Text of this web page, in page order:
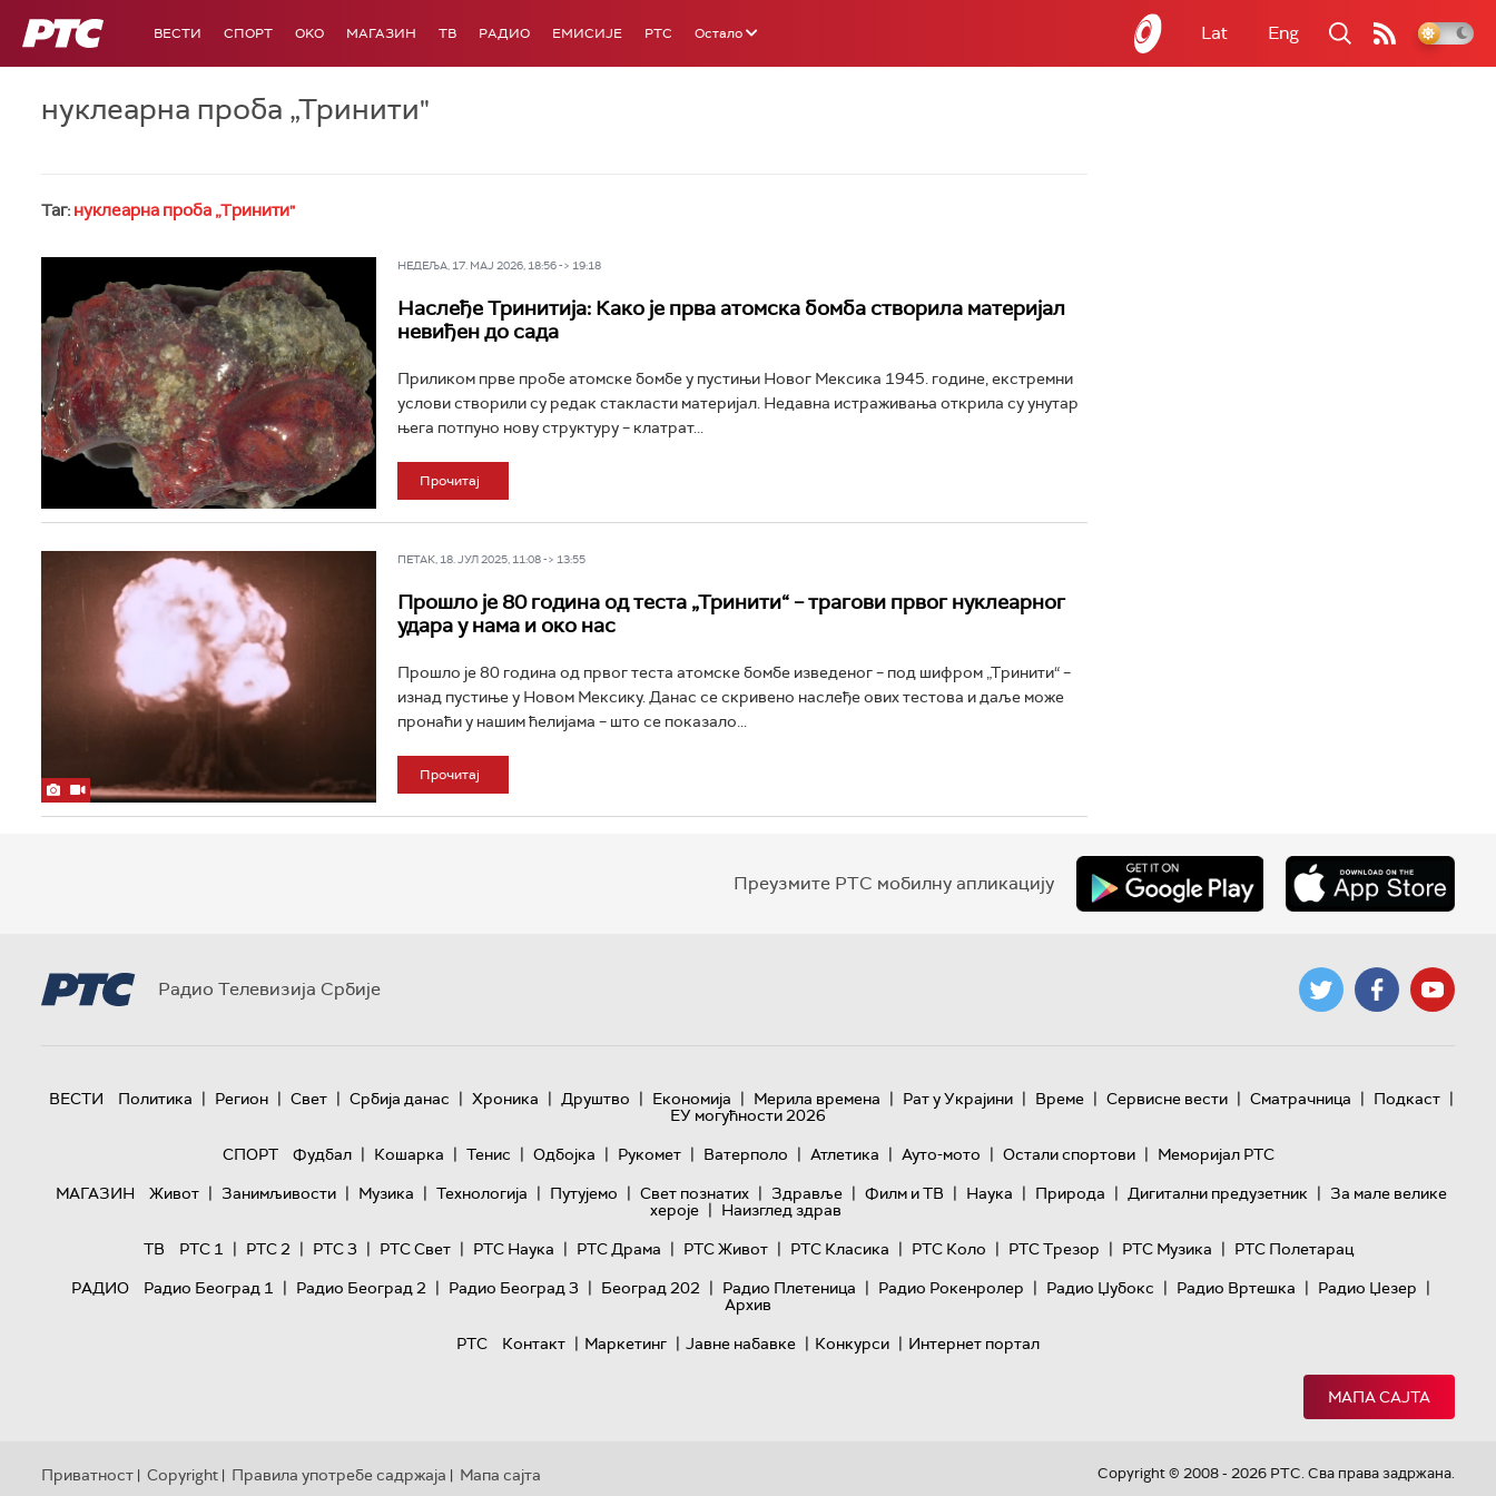
РТС ВЕСТИ СПОРТ OKO МАГАЗИН ТВ РАДИО ЕМИСИЈЕ РТС Остало Lat Eng
нуклеарна проба „Тринити"
Таг: нуклеарна проба „Тринити"
НЕДЕЉА, 17. МАЈ 2026, 18:56 -> 19:18
Наслеђе Тринитија: Како је прва атомска бомба створила материјал
невиђен до сада
Приликом прве пробе атомске бомбе у пустињи Новог Мексика 1945. године, екстремни
услови створили су редак стакласти материјал. Недавна истраживања открила су унутар
њега потпуно нову структуру – клатрат...
Прочитај
ПЕТАК, 18. ЈУЛ 2025, 11:08 -> 13:55
Прошло је 80 година од теста „Тринити“ – трагови првог нуклеарног
удара у нама и око нас
Прошло је 80 година од првог теста атомске бомбе изведеног – под шифром „Тринити“ –
изнад пустиње у Новом Мексику. Данас се скривено наслеђе ових тестова и даље може
пронаћи у нашим ћелијама – што се показало...
Прочитај
Преузмите РТС мобилну апликацију
Радио Телевизија Србије
ВЕСТИ Политика | Регион | Свет | Србија данас | Хроника | Друштво | Економија | Мерила времена | Рат у Украјини | Време | Сервисне вести | Сматрачница | Подкаст |
ЕУ могућности 2026
СПОРТ
Фудбал | Кошарка | Тенис | Одбојка | Рукомет | Ватерполо | Атлетика | Ауто-мото | Остали спортови | Меморијал РТС
МАГАЗИН
Живот | Занимљивости | Музика | Технологијa | Путујемо | Свет познатих | Здравље | Филм и ТВ | Наука | Природа | Дигитални предузетник | За мале велике
хероје | Наизглед здрав
ТВ
РТС 1 | РТС 2 | РТС 3 | РТС Свет | РТС Наука | РТС Драма | РТС Живот | РТС Класика | РТС Коло | РТС Трезор | РТС Музика | РТС Полетарац
РАДИО
Радио Београд 1 | Радио Београд 2 | Радио Београд 3 | Београд 202 | Радио Плетеница | Радио Рокенролер | Радио Џубокс | Радио Вртешка | Радио Џезер |
Архив
РТС
Контакт | Маркетинг | Јавне набавке | Конкурси | Интернет портал
МАПА САЈТА
Приватност | Copyright | Правила употребе садржаја | Мапа сајта Copyright © 2008 - 2026 РТС. Сва права задржана.